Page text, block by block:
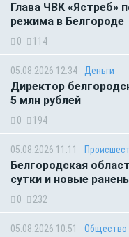
Глава ЧВК «Ястреб»
режима в Белгороде
0 114
05.08.2026 12:34 Деньги
Директор
5 млн рублей
0 194
05.08.2026 11:11
Белгородская
сутки и новые
0 232
05.08.2026 10:51 Общество